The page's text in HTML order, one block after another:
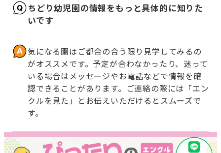
ちどり幼児園の情報をもっと具体的に知りた
いです
気になる園はご都合の合う限り見学してみるの
がオススメです。予定が合わなかったり、迷って
いる場合はメッセージやお電話などで情報を確
認できることがあります。ご連絡の際には「エン
クルを見た」とお伝えいただけるとスムーズで
す。